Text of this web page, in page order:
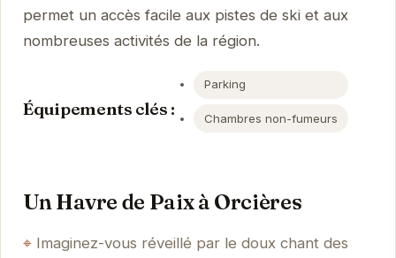
permet un accès facile aux pistes de ski et aux
nombreuses activités de la région.
Équipements clés :
Parking
Chambres non-fumeurs
Un Havre de Paix à Orcières
Imaginez-vous réveillé par le doux chant des